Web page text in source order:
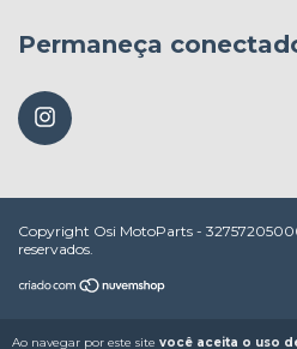
Ao navegar por este site você aceita o uso
Permaneça
Copyright Osi MotoParts -
reservados.